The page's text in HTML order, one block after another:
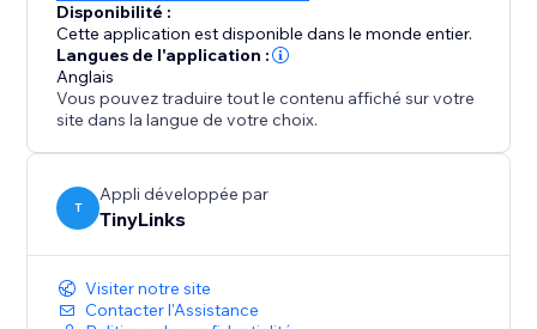
Disponibilité :
Cette application est disponible dans le monde entier.
Langues de l'application :
Anglais
Vous pouvez traduire tout le contenu affiché sur votre
site dans la langue de votre choix.
T
Appli développée par
TinyLinks
Visiter notre site
Contacter l'Assistance